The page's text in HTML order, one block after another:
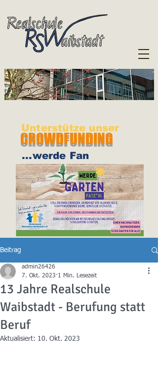
Unterstütze unser
CROWDFUNDING
...werde Fan
Beitrag
13 Jahre Realschule
Waibstadt - Berufung statt
Beruf
admin26426
7. Okt. 2023 1 Min. Lesezeit
Aktualisiert: 10. Okt. 2023